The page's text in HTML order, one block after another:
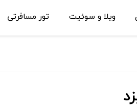
ویلا و سوئیت تور مسافرتی